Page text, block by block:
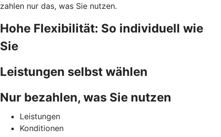
zahlen nur das, was Sie nutzen.
Hohe Flexibilität: So individuell wie
Sie
Leistungen selbst wählen
Nur bezahlen, was Sie nutzen
Leistungen
Konditionen